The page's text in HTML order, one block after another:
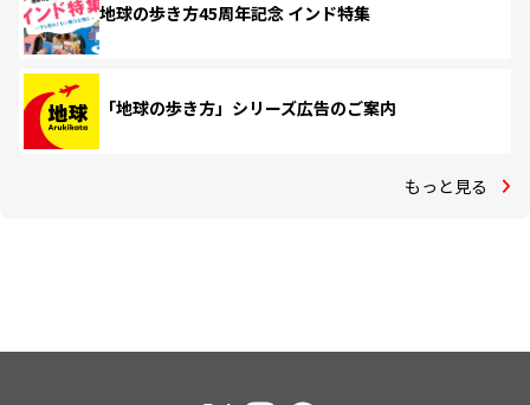
地球の歩き方45周年記念 インド特集
「地球の歩き方」シリーズ広告のご案内
もっと見る